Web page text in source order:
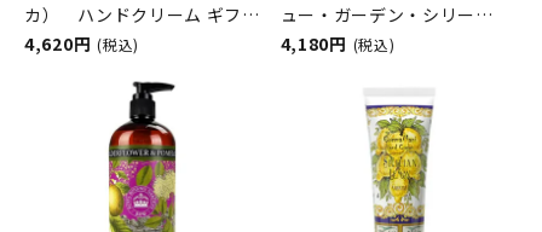
カ） ハンドクリーム ギフト
セット Stella（ステラ）
4,620円 (税込)
ュー・ガーデン・シリー
ズ） ラグジュアリーハンド
LIME （ナルシサスライ
ム） THE ENGLISH SOAP
COMPANY （ザ イングリッシ
ュソープカンパニー）
4,180円 (税込)